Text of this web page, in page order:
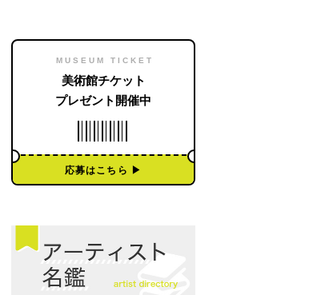
MUSEUM TICKET
美術館チケット
プレゼント開催中
応募はこちら ▶︎